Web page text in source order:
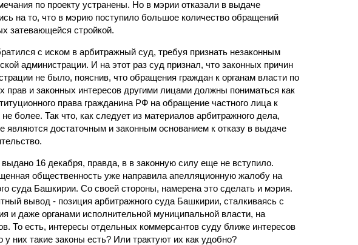
по проекту устранены. Но в мэрии отказали в выдаче
на то, что в мэрию поступило большое количество обращений
затевающейся стройкой.
с иском в арбитражный суд, требуя признать незаконным
администрации. И на этот раз суд признал, что законных причин
не было, пояснив, что обращения граждан к органам власти по
прав и законных интересов другими лицами должны пониматься как
права гражданина РФ на обращение частного лица к
более. Так что, как следует из материалов арбитражного дела,
являются достаточным и законным основанием к отказу в выдаче
16 декабря, правда, в в законную силу еще не вступило.
общественность уже направила апелляционную жалобу на
суда Башкирии. Со своей стороны, намерена это сделать и мэрия.
вывод - позиция арбитражного суда Башкирии, сталкиваясь с
и даже органами исполнительной муниципальной власти, на
То есть, интересы отдельных коммерсантов суду ближе интересов
них такие законы есть? Или трактуют их как удобно?